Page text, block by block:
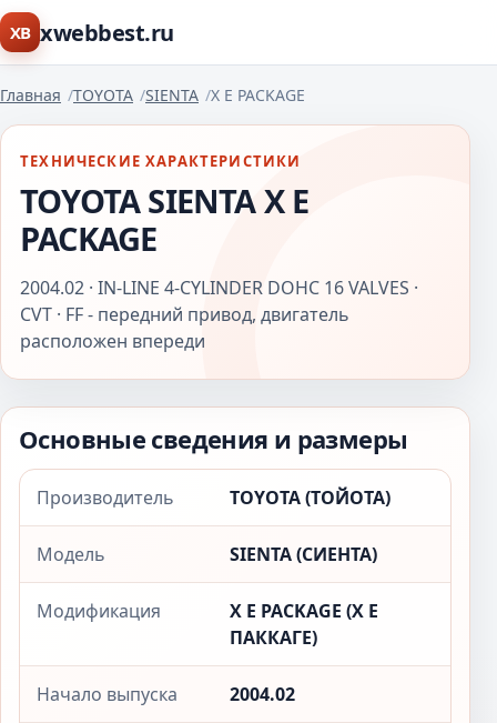
XB xwebbest.ru
Главная TOYOTA SIENTA X E PACKAGE
ТЕХНИЧЕСКИЕ ХАРАКТЕРИСТИКИ
TOYOTA SIENTA X E
PACKAGE
2004.02 · IN-LINE 4-CYLINDER DOHC 16 VALVES ·
CVT · FF - передний привод, двигатель
расположен впереди
Основные сведения и размеры
Производитель TOYOTA (ТОЙОТА)
Модель SIENTA (СИЕНТА)
Модификация
X E PACKAGE (X Е
ПАККАГЕ)
Начало выпуска 2004.02